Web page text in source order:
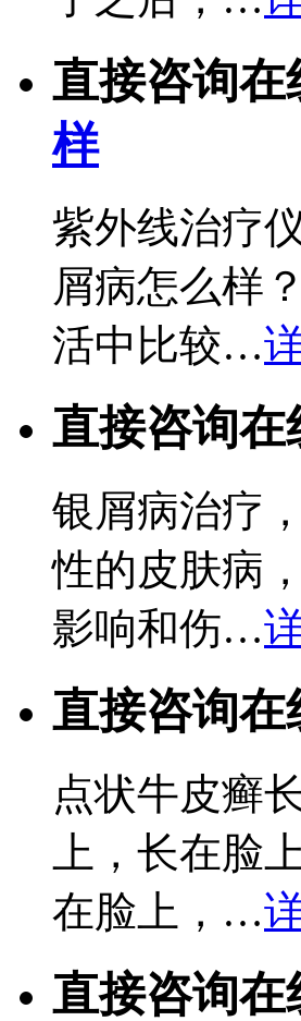
直接咨询在
样
紫外线治疗
屑病怎么样
活中比较…
直接咨询在
银屑病治疗
性的皮肤病
影响和伤…
直接咨询在
点状牛皮癣
上，长在脸
在脸上，…
直接咨询在